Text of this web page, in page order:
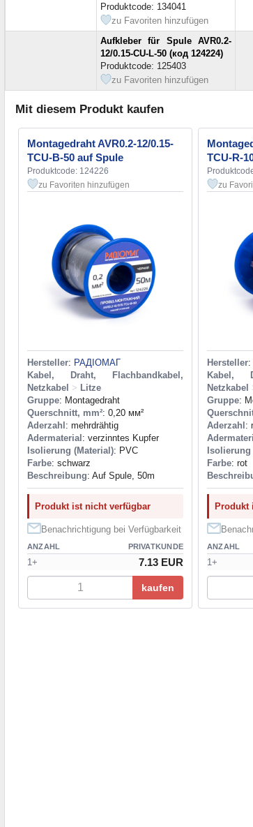
Produktcode: 134041
zu Favoriten hinzufügen
Aufkleber für Spule AVR0.2-
12/0.15-CU-L-50 (код 124224)
Produktcode: 125403
zu Favoriten hinzufügen
Mit diesem Produkt kaufen
Montagedraht AVR0.2-12/0.15-
TCU-B-50 auf Spule
Produktcode: 124226
zu Favoriten hinzufügen
Hersteller: РАДІОМАГ
Kabel, Draht, Flachbandkabel,
Netzkabel > Litze
Gruppe: Montagedraht
Querschnitt, mm²: 0,20 мм²
Aderzahl : mehrdrähtig
Adermaterial : verzinntes Kupfer
Isolierung (Material): PVC
Farbe: schwarz
Beschreibung: Auf Spule, 50m
Produkt ist nicht verfügbar
Benachrichtigung bei Verfügbarkeit
ANZAHL PRIVATKUNDE
1+ 7.13 EUR
kaufen
TCU-R-
zu
Hersteller:
Kabel,
Netzkabel
Gruppe:
Aderzahl :
Farbe: rot
Produkt
ANZAHL
1+